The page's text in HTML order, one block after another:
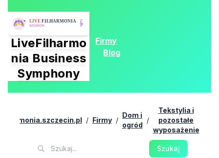
LiveFilharmo
nia Business
Symphony
Firmy
Blog
/ Firmy /
Dom i
ogród
/
Tekstylia i
pozostałe
wyposażenie
Szukaj